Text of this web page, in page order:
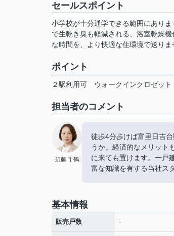
セールスポイント
小学校が十分通学できる範囲にあり
で生乾き臭も軽減される、浴室乾燥
な時間を、より快適な住環境で送り
ポイント
２駅利用可 ウォークインクロゼット
担当者のコメント
須藤 千鶴
徒歩4分歩けば富里日吉
うか。経済的なメリット
に来ても置けます。一戸
富な知識を有する当社ス
基本情報
販売戸数 -